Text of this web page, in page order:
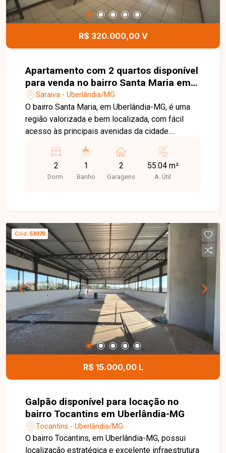
das regiões que mais crescem em Uberlândia.
Entre em contato e agende sua visita!
R$ 320.000,00 V
Apartamento com 2 quartos disponível
para venda no bairro Santa Maria em
Uberlândia-MG
Saraiva - Uberlândia/MG
O bairro Santa Maria, em Uberlândia-MG, é uma
região valorizada e bem localizada, com fácil
acesso às principais avenidas da cidade.
restaurantes e diversos comércios, oferece
praticidade, conforto e qualidade de vida para
seus moradores. Apartamento com ambientes
armário e box, cozinha com armários planejados
e área de serviço independente. O condomínio
conta com elevador e salão de festas,
proporcionando mais comodidade, segurança e
lazer para toda a família. Entre em contato para
mais informações e agende uma visita para
conhecer este excelente apartamento.
2
Dorm.
1
Banho
2
Garagens
55.04 m²
A. Útil
Cód. 53070
R$ 15.000,00 L
Galpão disponível para locação no
bairro Tocantins em Uberlândia-MG
Tocantins - Uberlândia/MG
O bairro Tocantins, em Uberlândia-MG, possui
localização estratégica e excelente infraestrutura